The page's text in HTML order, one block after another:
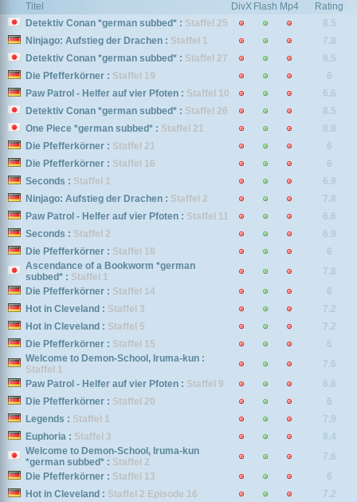
Titel DivX Flash Mp4
Rating
Detektiv Conan *german subbed* : Staffel 25
8.5
Ninjago: Aufstieg der Drachen : Staffel 1
7.8
Detektiv Conan *german subbed* : Staffel 27
8.5
Die Pfefferkörner : Staffel 19
6
Paw Patrol - Helfer auf vier Pfoten : Staffel 10
6.6
Detektiv Conan *german subbed* : Staffel 26
8.5
One Piece *german subbed* : Staffel 21
8.8
Die Pfefferkörner : Staffel 21
6
Die Pfefferkörner : Staffel 16
6
Seconds : Staffel 1
6.9
Ninjago: Aufstieg der Drachen : Staffel 2
7.8
Paw Patrol - Helfer auf vier Pfoten : Staffel 11
6.6
Seconds : Staffel 2
6.9
Die Pfefferkörner : Staffel 18
6
Ascendance of a Bookworm *german
subbed* : Staffel 1
7.8
Die Pfefferkörner : Staffel 14
6
Hot in Cleveland : Staffel 3
7.2
Hot in Cleveland : Staffel 5
7.2
Die Pfefferkörner : Staffel 15
6
Welcome to Demon-School, Iruma-kun :
Staffel 1
7.6
Paw Patrol - Helfer auf vier Pfoten : Staffel 9
6.6
Die Pfefferkörner : Staffel 20
6
Legends : Staffel 1
7.9
Euphoria : Staffel 3
8.4
Welcome to Demon-School, Iruma-kun
*german subbed* : Staffel 2
7.6
Die Pfefferkörner : Staffel 13
6
Hot in Cleveland : Staffel 2 Episode 16
7.2